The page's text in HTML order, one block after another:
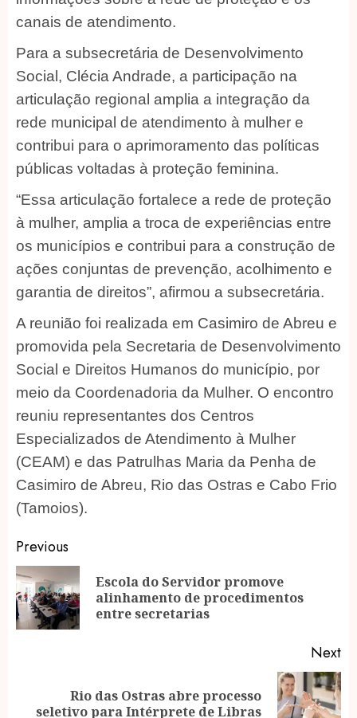
canais de atendimento.
Para a subsecretária de Desenvolvimento
Social, Clécia Andrade, a participação na
articulação regional amplia a integração da
rede municipal de atendimento à mulher e
contribui para o aprimoramento das políticas
públicas voltadas à proteção feminina.
“Essa articulação fortalece a rede de proteção
à mulher, amplia a troca de experiências entre
os municípios e contribui para a construção de
ações conjuntas de prevenção, acolhimento e
garantia de direitos”, afirmou a subsecretária.
A reunião foi realizada em Casimiro de Abreu e
promovida pela Secretaria de Desenvolvimento
Social e Direitos Humanos do município, por
meio da Coordenadoria da Mulher. O encontro
reuniu representantes dos Centros
Especializados de Atendimento à Mulher
(CEAM) e das Patrulhas Maria da Penha de
Casimiro de Abreu, Rio das Ostras e Cabo Frio
(Tamoios).
Post
navigation
Previous
Escola do Servidor promove
alinhamento de procedimentos
entre secretarias
Next
Rio das Ostras abre processo
seletivo para Intérprete de Libras